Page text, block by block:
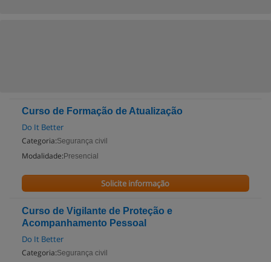
Curso de Formação de Atualização
Do It Better
Categoria:Segurança civil
Modalidade: Presencial
Solicite informação
Curso de Vigilante de Proteção e
Acompanhamento Pessoal
Do It Better
Categoria:Segurança civil